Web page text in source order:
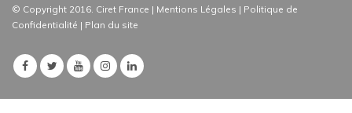
© Copyright 2016. Ciret France | Mentions Légales | Politique de
Confidentialité | Plan du site